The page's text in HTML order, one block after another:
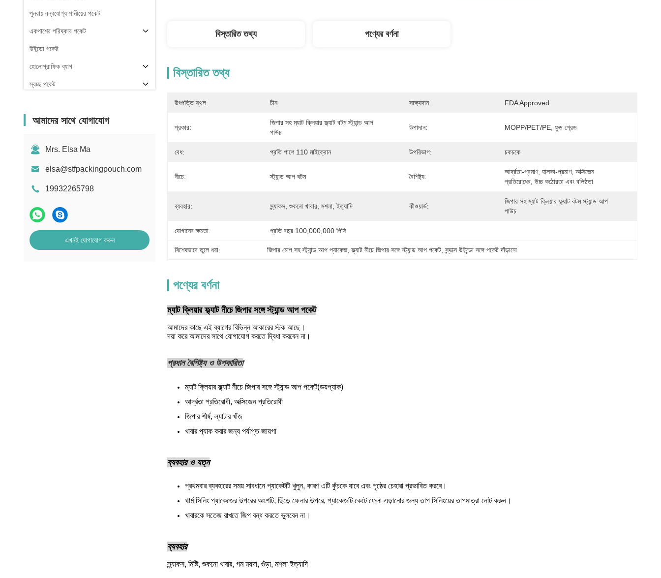
পুনরায় বন্ধযোগ্য পানীয়ের পকেট
একপাশের পরিষ্কার পকেট
উইন্ডো পকেট
হোলোগ্রাফিক ব্যাগ
স্বচ্ছ পকেট
আমাদের সাথে যোগাযোগ
Mrs. Elsa Ma
elsa@stfpackingpouch.com
19932265798
এখনই যোগাযোগ করুন
বিস্তারিত তথ্য পণ্যের বর্ণনা
বিস্তারিত তথ্য
উৎপত্তি স্থল: চীন সাক্ষ্যদান: FDA Approved
প্রকার:
জিপার সহ ম্যাট ক্লিয়ার ফ্ল্যাট বটম স্ট্যান্ড আপ
পাউচ
উপাদান: MOPP/PET/PE, ফুড গ্রেড
বেধ: প্রতি পাশে 110 মাইক্রোন উপরিভাগ: চকচকে
নীচে: স্ট্যান্ড আপ বটম বৈশিষ্ট্য:
আর্দ্রতা-প্রমাণ, হালকা-প্রমাণ, অক্সিজেন
প্রতিরোধের, উচ্চ কঠোরতা এবং বলিষ্ঠতা
ব্যবহার: স্ন্যাকস, শুকনো খাবার, মশলা, ইত্যাদি কীওয়ার্ড:
জিপার সহ ম্যাট ক্লিয়ার ফ্ল্যাট বটম স্ট্যান্ড আপ
পাউচ
যোগানের ক্ষমতা: প্রতি বছর 100,000,000 পিসি
বিশেষভাবে তুলে ধরা: জিপার মোপ সহ স্ট্যান্ড আপ প্যাকেজ, ফ্ল্যাট নীচে জিপার সঙ্গে স্ট্যান্ড আপ পকেট , স্ন্যাক্স উইন্ডো সঙ্গে পকেট দাঁড়ানো
পণ্যের বর্ণনা
ম্যাট ক্লিয়ার ফ্ল্যাট নীচে জিপার সঙ্গে স্ট্যান্ড আপ পকেট
আমাদের কাছে এই ব্যাগের বিভিন্ন আকারের স্টক আছে।
দয়া করে আমাদের সাথে যোগাযোগ করতে দ্বিধা করবেন না।
প্রধান বৈশিষ্ট্য ও উপকারিতা
ম্যাট ক্লিয়ার ফ্ল্যাট নীচে জিপার সঙ্গে স্ট্যান্ড আপ পকেট(ডয়প্যাক)
আর্দ্রতা প্রতিরোধী, অক্সিজেন প্রতিরোধী
জিপার শীর্ষ, ল্যাটার খাঁজ
খাবার প্যাক করার জন্য পর্যাপ্ত জায়গা
ব্যবহার ও যত্ন
প্রথমবার ব্যবহারের সময় সাবধানে প্যাকেটটি খুলুন, কারণ এটি কুঁচকে যাবে এবং পৃষ্ঠের চেহারা প্রভাবিত করবে।
থার্ম সিলিং প্যাকেজের উপরের অংশটি, ছিঁড়ে ফেলার উপরে, প্যাকেজটি কেটে ফেলা এড়ানোর জন্য তাপ সিলিংয়ের তাপমাত্রা নোট করুন।
খাবারকে সতেজ রাখতে জিপ বন্ধ করতে ভুলবেন না।
ব্যবহার
স্ন্যাকস, মিষ্টি, শুকনো খাবার, গম ময়দা, গুঁড়া, মশলা ইত্যাদি